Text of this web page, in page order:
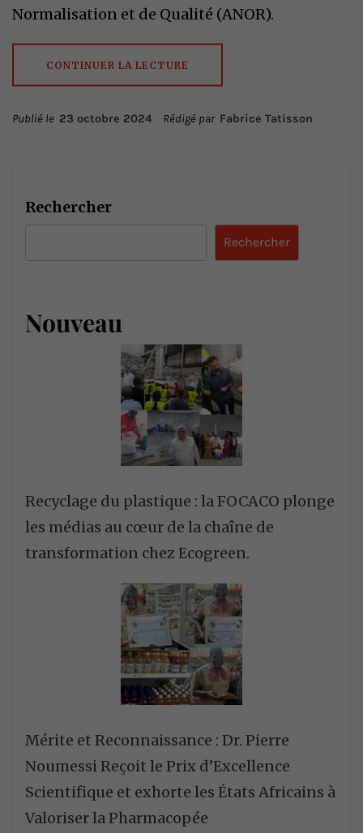
Normalisation et de Qualité (ANOR).
CONTINUER LA LECTURE
Publié le 23 octobre 2024 Rédigé par Fabrice Tatisson
Rechercher
Rechercher
Nouveau
Recyclage du plastique : la FOCACO plonge
les médias au cœur de la chaîne de
transformation chez Ecogreen.
Mérite et Reconnaissance : Dr. Pierre
Noumessi Reçoit le Prix d’Excellence
Scientifique et exhorte les États Africains à
Valoriser la Pharmacopée